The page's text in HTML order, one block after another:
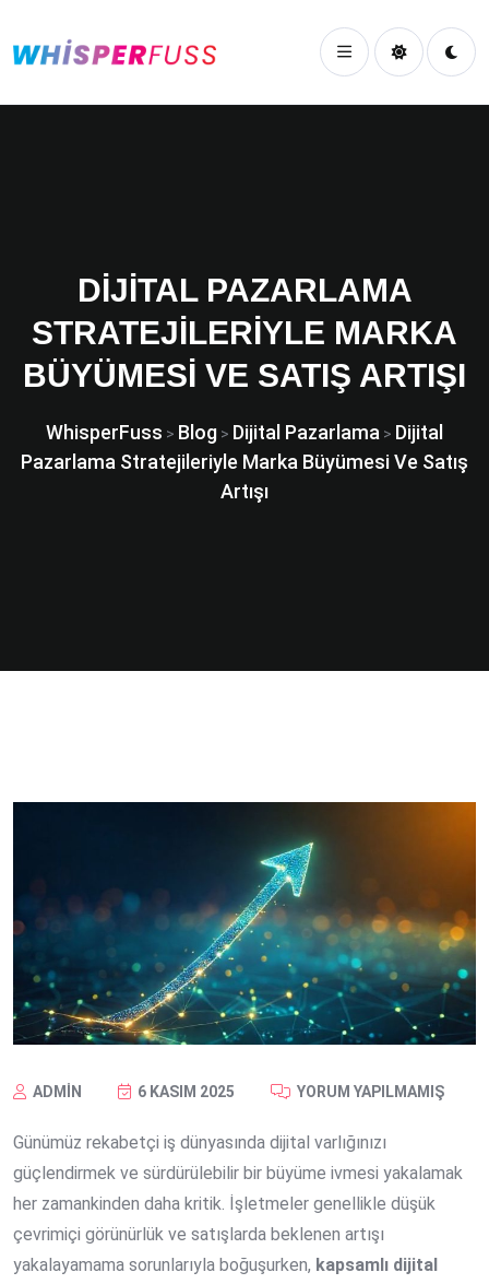
DIJITAL PAZARLAMA
STRATEJILERIYLE MARKA
BÜYÜMESI VE SATIŞ ARTIŞI
WhisperFuss > Blog > Dijital Pazarlama > Dijital
Pazarlama Stratejileriyle Marka Büyümesi Ve Satış
Artışı
ADMIN 6 KASIM 2025 YORUM YAPILMAMIŞ
Günümüz rekabetçi iş dünyasında dijital varlığınızı
güçlendirmek ve sürdürülebilir bir büyüme ivmesi yakalamak
her zamankinden daha kritik. İşletmeler genellikle düşük
çevrimiçi görünürlük ve satışlarda beklenen artışı
yakalayamama sorunlarıyla boğuşurken, kapsamlı dijital